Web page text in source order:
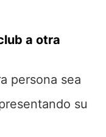
a otra
persona sea
su